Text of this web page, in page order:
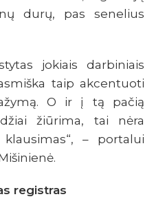
durų, pas senelius
jokiais darbiniais
taip akcentuoti
O ir į tą pačią
žiūrima, tai nėra
– portalui
registras